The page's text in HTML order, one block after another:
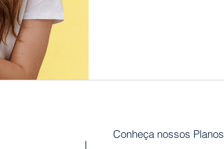
Conheça nossos Planos